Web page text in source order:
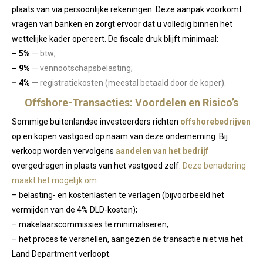
plaats van via persoonlijke rekeningen. Deze aanpak voorkomt
vragen van banken en zorgt ervoor dat u volledig binnen het
wettelijke kader opereert. De fiscale druk blijft minimaal:
– 5% — btw;
– 9% — vennootschapsbelasting;
– 4% — registratiekosten (meestal betaald door de koper).
Offshore-Transacties: Voordelen en Risico’s
Sommige buitenlandse investeerders richten offshorebedrijven
op en kopen vastgoed op naam van deze onderneming. Bij
verkoop worden vervolgens aandelen van het bedrijf
overgedragen in plaats van het vastgoed zelf. Deze benadering
maakt het mogelijk om:
– belasting- en kostenlasten te verlagen (bijvoorbeeld het
vermijden van de 4% DLD-kosten);
– makelaarscommissies te minimaliseren;
– het proces te versnellen, aangezien de transactie niet via het
Land Department verloopt.